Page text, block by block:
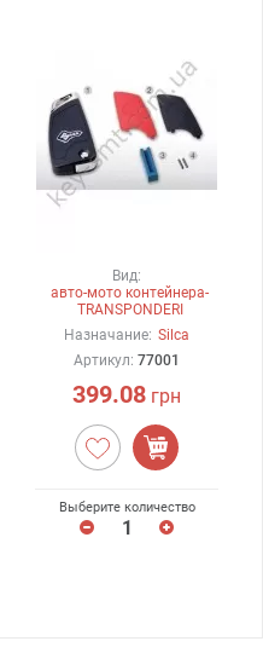
Вид:
авто-мото контейнера-
TRANSPONDERI
Назначание: Silca
Артикул:77001
399.08 грн
Выберите количество